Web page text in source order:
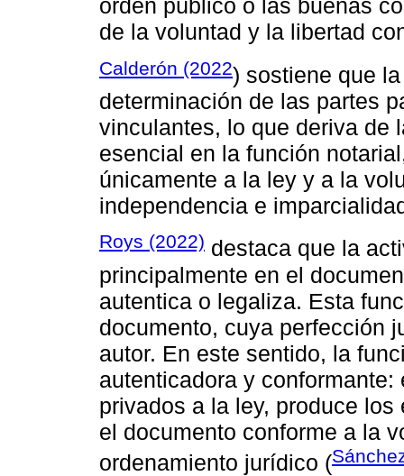
orden público o las buenas
de la voluntad y la libertad
Calderón (2022) sostiene que
determinación de las partes
vinculantes, lo que deriva de
esencial en la función
únicamente a la ley y a la
independencia e
Roys (2022) destaca que la
principalmente en el
autentica o legaliza. Esta
documento, cuya perfección
autor. En este sentido, la
autenticadora y
privados a la ley, produce
el documento conforme a la
ordenamiento jurídico (